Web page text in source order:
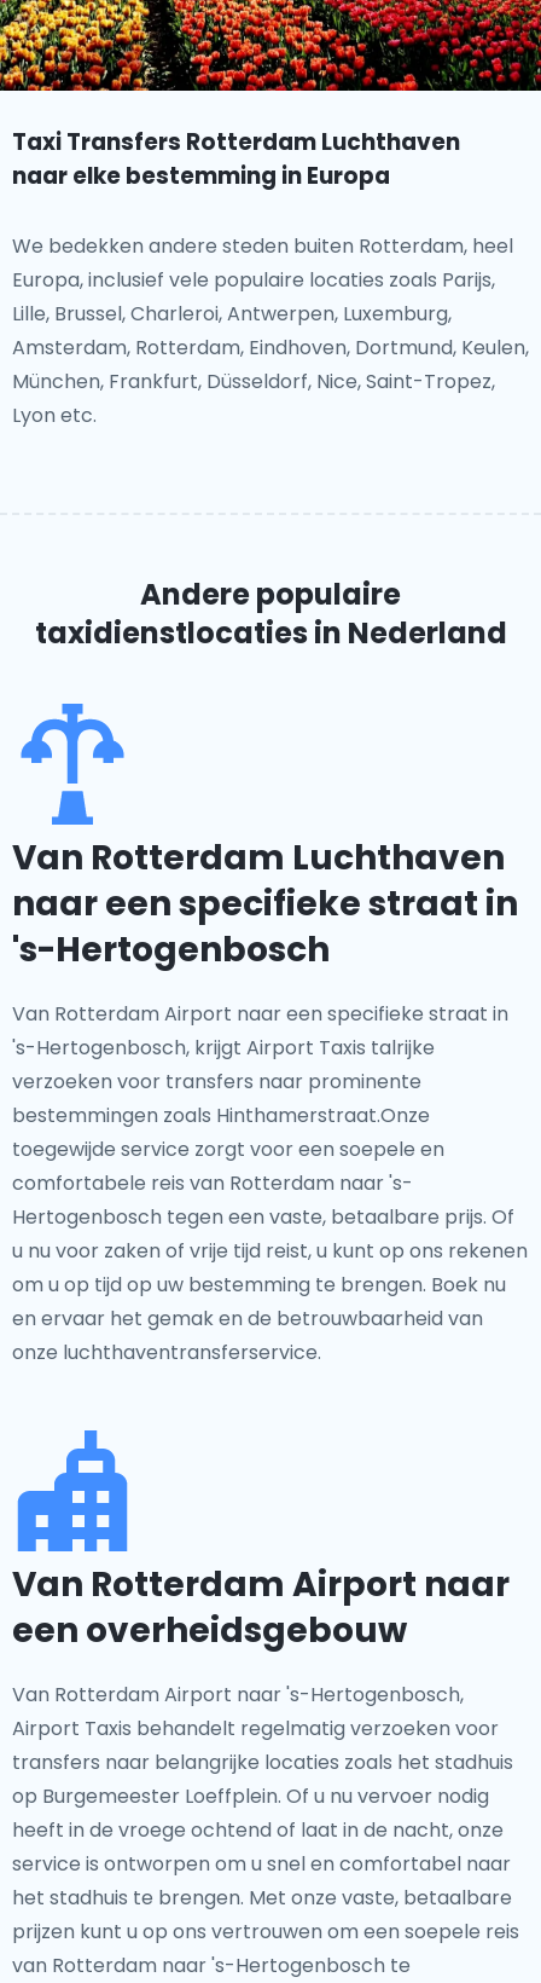
Taxi Transfers Rotterdam Luchthaven
naar elke bestemming in Europa
We bedekken andere steden buiten Rotterdam, heel
Europa, inclusief vele populaire locaties zoals Parijs,
Lille, Brussel, Charleroi, Antwerpen, Luxemburg,
Amsterdam, Rotterdam, Eindhoven, Dortmund, Keulen,
München, Frankfurt, Düsseldorf, Nice, Saint-Tropez,
Lyon etc.
Andere populaire
taxidienstlocaties in Nederland
Van Rotterdam Luchthaven
naar een specifieke straat in
's-Hertogenbosch
Van Rotterdam Airport naar een specifieke straat in
's-Hertogenbosch, krijgt Airport Taxis talrijke
verzoeken voor transfers naar prominente
bestemmingen zoals Hinthamerstraat.Onze
toegewijde service zorgt voor een soepele en
comfortabele reis van Rotterdam naar 's-
Hertogenbosch tegen een vaste, betaalbare prijs. Of
u nu voor zaken of vrije tijd reist, u kunt op ons rekenen
om u op tijd op uw bestemming te brengen. Boek nu
en ervaar het gemak en de betrouwbaarheid van
onze luchthaventransferservice.
Van Rotterdam Airport naar
een overheidsgebouw
Van Rotterdam Airport naar 's-Hertogenbosch,
Airport Taxis behandelt regelmatig verzoeken voor
transfers naar belangrijke locaties zoals het stadhuis
op Burgemeester Loeffplein. Of u nu vervoer nodig
heeft in de vroege ochtend of laat in de nacht, onze
service is ontworpen om u snel en comfortabel naar
het stadhuis te brengen. Met onze vaste, betaalbare
prijzen kunt u op ons vertrouwen om een soepele reis
van Rotterdam naar 's-Hertogenbosch te